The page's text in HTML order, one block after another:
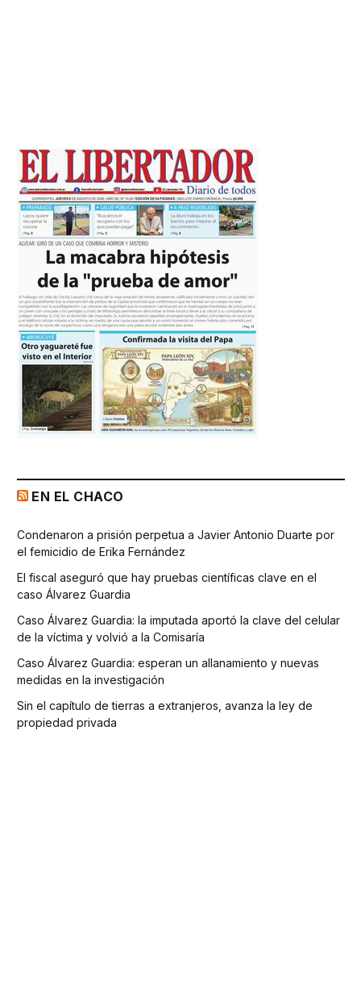
EN EL CHACO
Condenaron a prisión perpetua a Javier Antonio Duarte por
el femicidio de Erika Fernández
El fiscal aseguró que hay pruebas científicas clave en el
caso Álvarez Guardia
Caso Álvarez Guardia: la imputada aportó la clave del celular
de la víctima y volvió a la Comisaría
Caso Álvarez Guardia: esperan un allanamiento y nuevas
medidas en la investigación
Sin el capítulo de tierras a extranjeros, avanza la ley de
propiedad privada